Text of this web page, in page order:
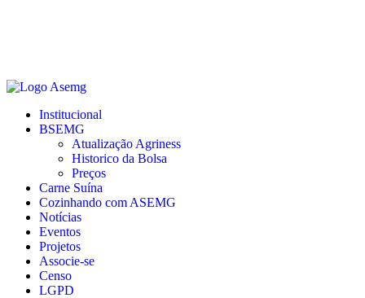
Institucional
BSEMG
Atualização Agriness
Historico da Bolsa
Preços
Carne Suína
Cozinhando com ASEMG
Notícias
Eventos
Projetos
Associe-se
Censo
LGPD